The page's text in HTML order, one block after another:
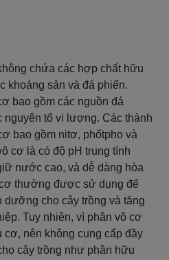
chứa các hợp chất hữu
khoáng sản và đá phiến.
bao gồm các nguồn đá
nguyên tố vi lượng. Các thành
bao gồm nitơ, phốtpho và
cơ là có độ pH trung tính
nước cao, và dễ dàng hòa
thường được sử dụng để
dưỡng cho cây trồng và tăng
Tuy nhiên, vì phân vô cơ
cơ, nên không cung cấp đầy
cây trồng như phân hữu